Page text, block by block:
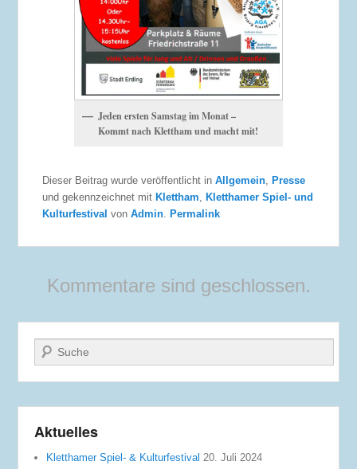
Jeden ersten Samstag im Monat –
Kommt nach Klettham und macht mit!
Dieser Beitrag wurde veröffentlicht inAllgemein ,Presse
und gekennzeichnet mitKlettham ,Kletthamer Spiel- und
Kulturfestival vonAdmin .Permalink
Kommentare sind geschlossen.
Suche
Aktuelles
Kletthamer Spiel- & Kulturfestival 20. Juli 2024